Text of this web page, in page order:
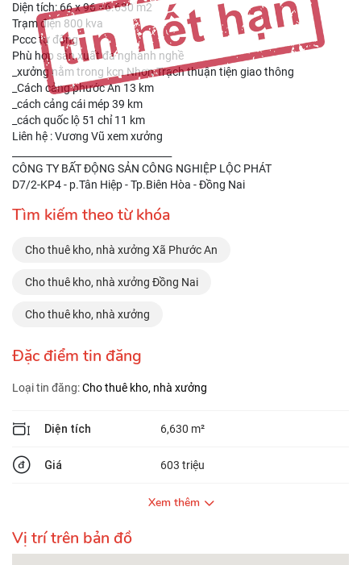
Diện tích: 66 x 96 =6.630 m2
Trạm điện 800 kva
Pccc tự động
Phù hợp sản xuất đa nghành nghề
_xưởng nằm trong kcn Nhơn Trạch thuận tiện giao thông
_Cách cảng phước An 13 km
_cách cảng cái mép 39 km
_cách quốc lộ 51 chỉ 11 km
Liên hệ : Vương Vũ xem xưởng
CÔNG TY BẤT ĐỘNG SẢN CÔNG NGHIỆP LỘC PHÁT
D7/2-KP4 - p.Tân Hiệp - Tp.Biên Hòa - Đồng Nai
Tìm kiếm theo từ khóa
Cho thuê kho, nhà xưởng Xã Phước An
Cho thuê kho, nhà xưởng Đồng Nai
Cho thuê kho, nhà xưởng
Đặc điểm tin đăng
Loại tin đăng:Cho thuê kho, nhà xưởng
Diện tích 6,630 m²
Giá 603 triệu
Xem thêm
Vị trí trên bản đồ